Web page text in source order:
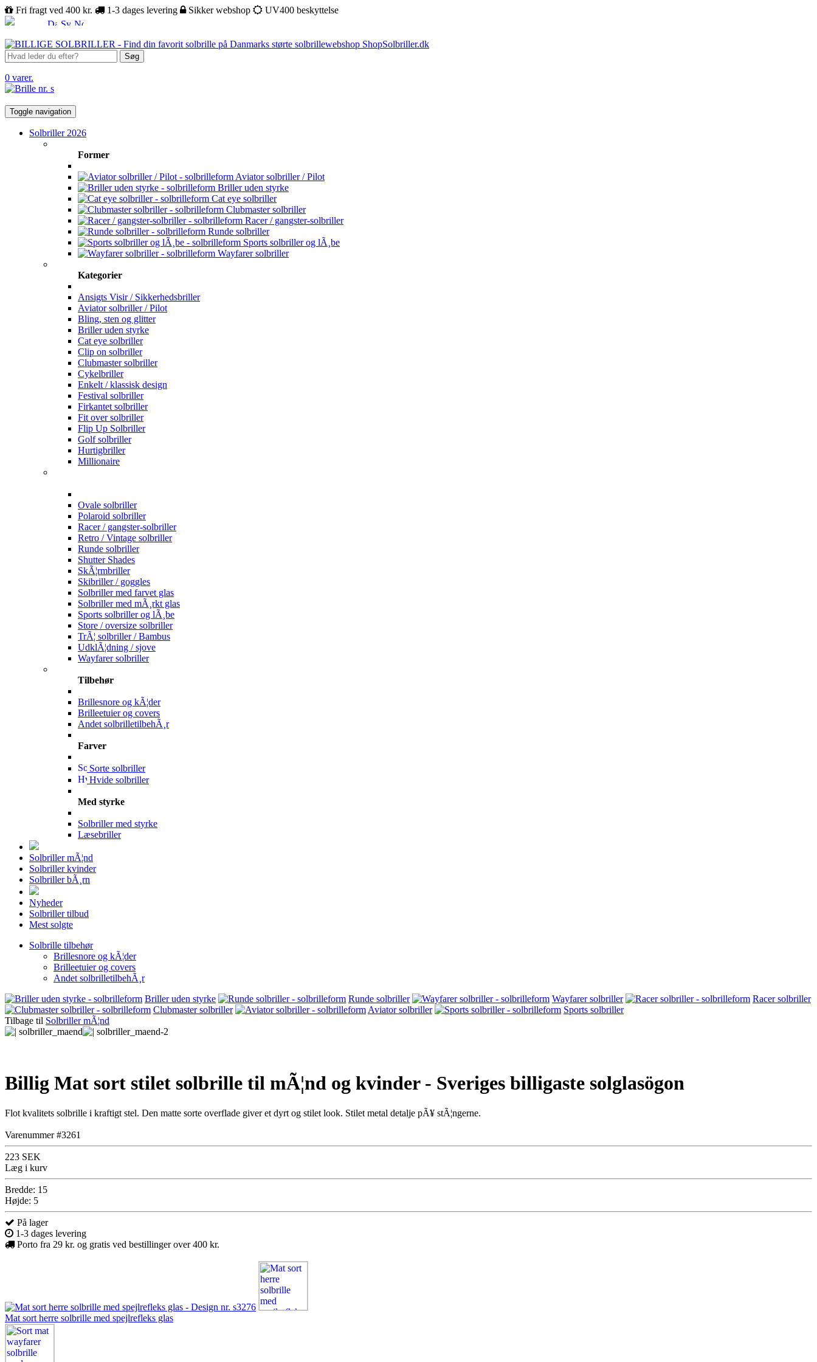
Fri fragt ved 400 kr. 1-3 dages levering Sikker webshop UV400 beskyttelse
Søg
0 varer.
Toggle navigation
Solbriller 2026
Former
Aviator solbriller / Pilot
Briller uden styrke
Cat eye solbriller
Clubmaster solbriller
Racer / gangster-solbriller
Runde solbriller
Sports solbriller og lÃ¸be
Wayfarer solbriller
Kategorier
Ansigts Visir / Sikkerhedsbriller
Aviator solbriller / Pilot
Bling, sten og glitter
Briller uden styrke
Cat eye solbriller
Clip on solbriller
Clubmaster solbriller
Cykelbriller
Enkelt / klassisk design
Festival solbriller
Firkantet solbriller
Fit over solbriller
Flip Up Solbriller
Golf solbriller
Hurtigbriller
Millionaire
Ovale solbriller
Polaroid solbriller
Racer / gangster-solbriller
Retro / Vintage solbriller
Runde solbriller
Shutter Shades
SkÃ¦rmbriller
Skibriller / goggles
Solbriller med farvet glas
Solbriller med mÃ¸rkt glas
Sports solbriller og lÃ¸be
Store / oversize solbriller
TrÃ¦ solbriller / Bambus
UdklÃ¦dning / sjove
Wayfarer solbriller
Tilbehør
Brillesnore og kÃ¦der
Brilleetuier og covers
Andet solbrilletilbehÃ¸r
Farver
Sorte solbriller
Hvide solbriller
Med styrke
Solbriller med styrke
Læsebriller
Solbriller mÃ¦nd
Solbriller kvinder
Solbriller bÃ¸rn
Nyheder
Solbriller tilbud
Mest solgte
Solbrille tilbehør
Brillesnore og kÃ¦der
Brilleetuier og covers
Andet solbrilletilbehÃ¸r
Briller uden styrke
Runde solbriller Wayfarer solbriller
Racer solbriller
Clubmaster solbriller
Aviator solbriller
Sports solbriller
Tilbage til Solbriller mÃ¦nd
Billig Mat sort stilet solbrille til mÃ¦nd og kvinder - Sveriges billigaste solglasögon
Flot kvalitets solbrille i kraftigt stel. Den matte sorte overflade giver et dyrt og stilet look. Stilet metal detalje pÃ¥ stÃ¦ngerne.
Varenummer #3261
223 SEK
Læg i kurv
Bredde: 15
Højde: 5
På lager
1-3 dages levering
Porto fra 29 kr. og gratis ved bestillinger over 400 kr.
Mat sort herre solbrille med spejlrefleks glas